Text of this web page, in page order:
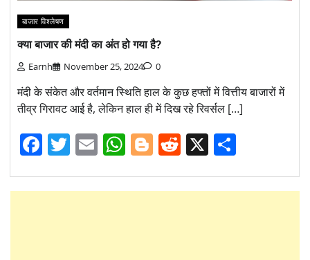
बाजार विश्लेषण
क्या बाजार की मंदी का अंत हो गया है?
Earnh November 25, 2024 0
मंदी के संकेत और वर्तमान स्थिति हाल के कुछ हफ्तों में वित्तीय बाजारों में
तीव्र गिरावट आई है, लेकिन हाल ही में दिख रहे रिवर्सल […]
Facebook
Twitter
EmailWhatsApp
Blogger
Reddit
X